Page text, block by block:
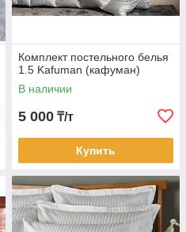
Комплект постельного белья
1.5 Kafuman (кафуман)
В наличии
5 000 ₸/т
Купить